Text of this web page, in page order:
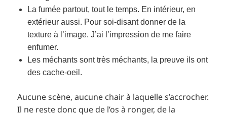
La fumée partout, tout le temps. En intérieur, en
extérieur aussi. Pour soi-disant donner de la
texture à l’image. J’ai l’impression de me faire
enfumer.
Les méchants sont très méchants, la preuve ils ont
des cache-oeil.
Aucune scène, aucune chair à laquelle s’accrocher.
Il ne reste donc que de l’os à ronger, de la